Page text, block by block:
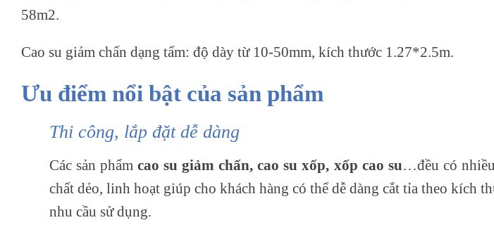
58m2.
Cao su giảm chấn dạng tấm: độ dày từ 10-50mm, kích thước 1.27*2.5m.
Ưu điểm nổi bật của sản phẩm
Thi công, lắp đặt dễ dàng
Các sản phẩm cao su giảm chấn, cao su xốp, xốp cao su…đều có
chất dẻo, linh hoạt giúp cho khách hàng có thể dễ dàng cắt tỉa theo kích
nhu cầu sử dụng.